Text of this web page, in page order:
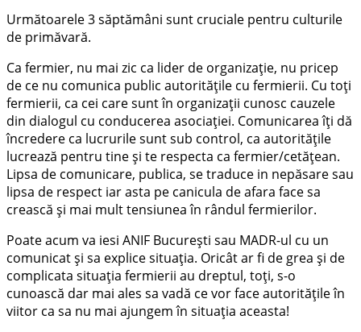
Următoarele 3 săptămâni sunt cruciale pentru culturile
de primăvară.
Ca fermier, nu mai zic ca lider de organizație, nu pricep
de ce nu comunica public autoritățile cu fermierii. Cu toți
fermierii, ca cei care sunt în organizații cunosc cauzele
din dialogul cu conducerea asociației. Comunicarea îți dă
încredere ca lucrurile sunt sub control, ca autoritățile
lucrează pentru tine și te respecta ca fermier/cetățean.
Lipsa de comunicare, publica, se traduce in nepăsare sau
lipsa de respect iar asta pe canicula de afara face sa
crească și mai mult tensiunea în rândul fermierilor.
Poate acum va iesi ANIF București sau MADR-ul cu un
comunicat și sa explice situația. Oricât ar fi de grea și de
complicata situația fermierii au dreptul, toți, s-o
cunoască dar mai ales sa vadă ce vor face autoritățile în
viitor ca sa nu mai ajungem în situația aceasta!